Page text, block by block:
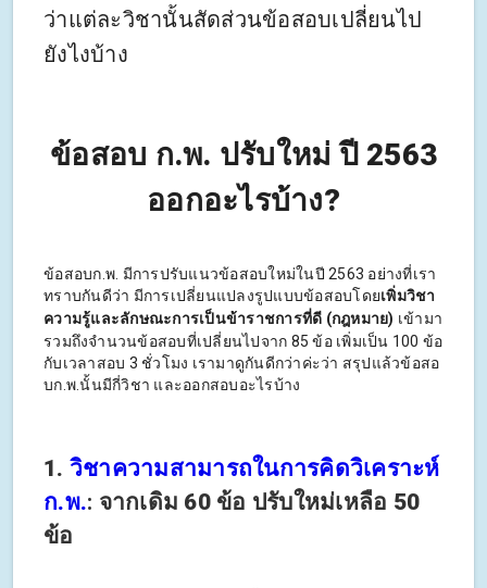
ว่าแต่ละวิชานั้นสัดส่วนข้อสอบเปลี่ยนไป
ยังไงบ้าง
ข้อสอบ ก.พ. ปรับใหม่ ปี 2563
ออกอะไรบ้าง?
ข้อสอบก.พ. มีการปรับแนวข้อสอบใหม่ในปี 2563 อย่างที่เรา
ทราบกันดีว่า มีการเปลี่ยนแปลงรูปแบบข้อสอบโดยเพิ่มวิชา
ความรู้และลักษณะการเป็นข้าราชการที่ดี (กฎหมาย) เข้ามา
รวมถึงจำนวนข้อสอบที่เปลี่ยนไปจาก 85 ข้อ เพิ่มเป็น 100 ข้อ
กับเวลาสอบ 3 ชั่วโมง เรามาดูกันดีกว่าค่ะว่า สรุปแล้วข้อสอ
บก.พ.นั้นมีกี่วิชา และออกสอบอะไรบ้าง
1. วิชาความสามารถในการคิดวิเคราะห์
ก.พ.: จากเดิม 60 ข้อ ปรับใหม่เหลือ 50
ข้อ